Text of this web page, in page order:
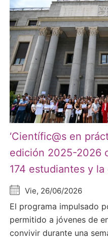
‘Científic@s en
edición 2025-2026
174 estudiantes y
Vie, 26/06/2026
El programa impulsado
permitido a jóvenes de
convivir durante una